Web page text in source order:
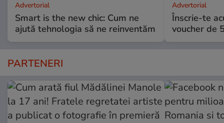
Advertorial
Smart is the new chic: Cum ne
ajută tehnologia să ne reinventăm
Advertorial
Înscrie-te
voucher de
PARTENERI